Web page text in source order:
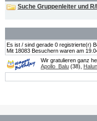
Suche Gruppenleiter und
Es ist / sind gerade 0 registrierte(r)
Mit 18083 Besuchern waren am
Wir gratulieren ganz
Apollo_Balu (38),